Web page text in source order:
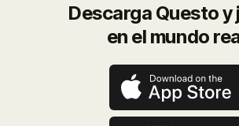
Descarga Questo y
en el mundo